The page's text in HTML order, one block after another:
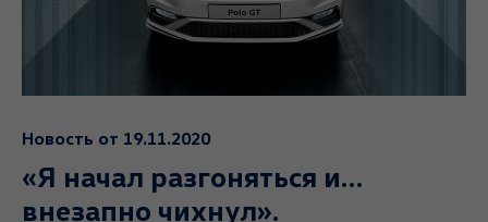
Новость от 19.11.2020
«Я начал разгоняться и…
внезапно чихнул».